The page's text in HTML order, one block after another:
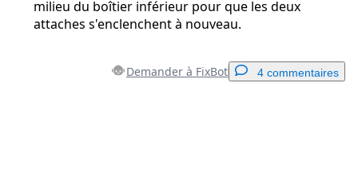
milieu du boîtier inférieur pour que les deux
attaches s'enclenchent à nouveau.
Demander à FixBot 4 commentaires